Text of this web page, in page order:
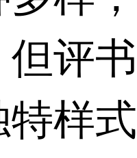
评
特样